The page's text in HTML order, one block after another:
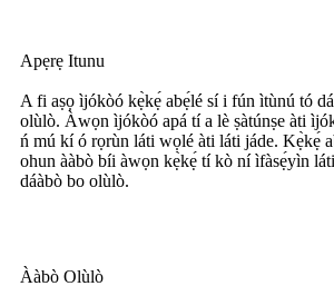
Apẹrẹ Itunu
A fi aṣọ ìjókòó kẹ̀kẹ́ abẹ́lé sí i fún ìtùnú tó
olùlò. Àwọn ìjókòó apá tí a lè ṣàtúnṣe àti
ń mú kí ó rọrùn láti wọlé àti láti jáde. Kẹ̀kẹ́
ohun ààbò bíi àwọn kẹ̀kẹ́ tí kò ní ìfàsẹ́yìn
dáàbò bo olùlò.
Ààbò Olùlò